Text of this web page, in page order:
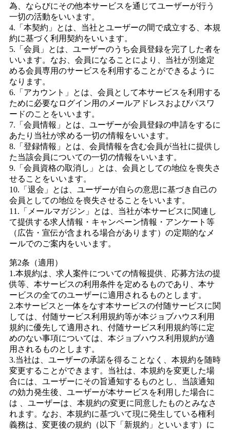
為、ならびにその他本サービスを通じてユーザーが行う
一切の活動をいいます。
4.「本契約」とは、当社とユーザーの間で成立する、本規
約に基づく利用契約をいいます。
5.「会員」とは、ユーザーのうち会員登録を完了した者を
いいます。なお、会員になることにより、当社が別途定
める会員専用のサービスを利用することができるように
なります。
6.「アカウント」とは、会員として本サービスを利用する
ために必要なログイン用のメールアドレスおよびパスワ
ードのことをいいます。
7.「会員情報」とは、ユーザーが会員登録の申請をするに
あたり当社が求める一切の情報をいいます。
8.「登録情報」とは、会員情報を含む会員が当社に提供し
た当該会員についての一切の情報をいいます。
9.「会員資格の取消し」とは、会員としての地位を喪失さ
せることをいいます。
10.「退会」とは、ユーザーが自らの意思に基づき自己の
会員としての地位を喪失させることをいいます。
11.「メールマガジン」とは、当社が本サービスに関連し
て提供する求人情報・キャンペーン情報・アンケート等
（広告・宣伝が含まれる場合があります）の定期的なメ
ールでのご案内をいいます。
第2条（適用）
1.本規約は、求人案件についての情報提供、応募方法の提
供等、本サービスの利用条件を定めるものであり、本サ
ービスの全てのユーザーに適用されるものとします。
2.本サービスと一体をなす本サービスの付随サービスに関
しては、付随サービス利用規約等が本ジョブハウス利用
規約に優先して適用され、付随サービス利用規約等に定
めのない事項については、本ジョブハウス利用規約が適
用されるものとします。
3.当社は、ユーザーの承諾を得ることなく、本規約を随時
変更することができます。当社は、本規約を変更した場
合には、ユーザーにその旨通知するものとし、当該通知
の効力発生後、ユーザーが本サービスを利用した場合に
は 、ユーザーは、本規約の変更に同意したものとみなさ
れます。なお、本規約に基づいて現に発生している権利
義務は、変更後の規約（以下「新規約」といいます）に